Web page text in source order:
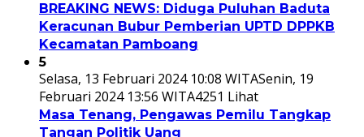
BREAKING NEWS: Diduga Puluhan Baduta
Keracunan Bubur Pemberian UPTD DPPKB
Kecamatan Pamboang
5
Selasa, 13 Februari 2024 10:08 WITASenin, 19
Februari 2024 13:56 WITA4251 Lihat
Masa Tenang, Pengawas Pemilu Tangkap
Tangan Politik Uang